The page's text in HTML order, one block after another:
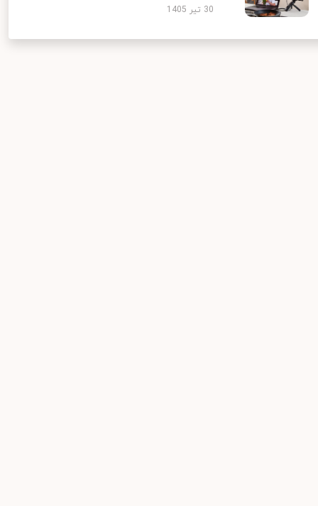
30 تیر 1405